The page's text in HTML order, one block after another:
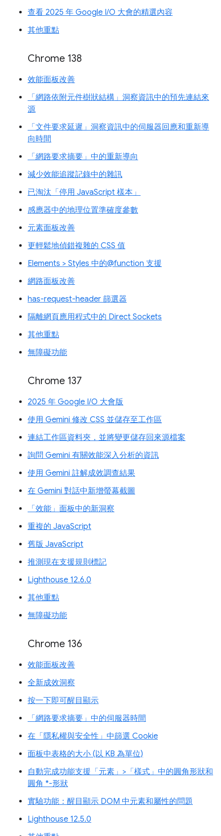
查看 2025 年 Google I/O 大會的精選內容
其他重點
Chrome 138
效能面板改善
「網路依附元件樹狀結構」洞察資訊中的預先連結來
源
「文件要求延遲」洞察資訊中的伺服器回應和重新導
向時間
「網路要求摘要」中的重新導向
減少效能追蹤記錄中的雜訊
已淘汰「停用 JavaScript 樣本」
感應器中的地理位置準確度參數
元素面板改善
更輕鬆地偵錯複雜的 CSS 值
Elements > Styles 中的@function 支援
網路面板改善
has-request-header 篩選器
隔離網頁應用程式中的 Direct Sockets
其他重點
無障礙功能
Chrome 137
2025 年 Google I/O 大會版
使用 Gemini 修改 CSS 並儲存至工作區
連結工作區資料夾，並將變更儲存回來源檔案
詢問 Gemini 有關效能深入分析的資訊
使用 Gemini 註解成效調查結果
在 Gemini 對話中新增螢幕截圖
「效能」面板中的新洞察
重複的 JavaScript
舊版 JavaScript
推測現在支援規則標記
Lighthouse 12.6.0
其他重點
無障礙功能
Chrome 136
效能面板改善
全新成效洞察
按一下即可醒目顯示
「網路要求摘要」中的伺服器時間
在「隱私權與安全性」中篩選 Cookie
面板中表格的大小 (以 KB 為單位)
自動完成功能支援「元素」>「樣式」中的圓角形狀和
圓角 *-形狀
實驗功能：醒目顯示 DOM 中元素和屬性的問題
Lighthouse 12.5.0